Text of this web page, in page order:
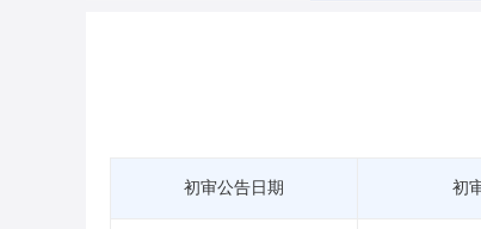
初审公告日期 初